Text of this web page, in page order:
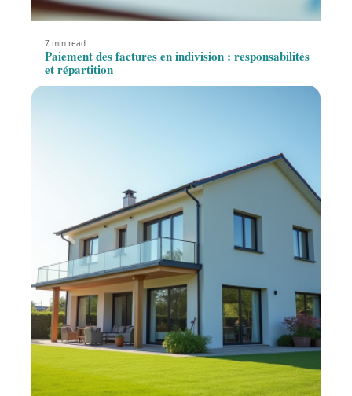
7 min read
Paiement des factures en indivision : responsabilités
et répartition